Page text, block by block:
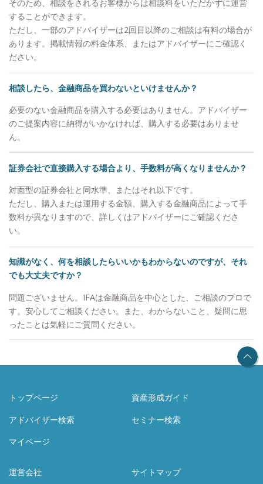
曜日には外食に出かけるなど、休日だけでなく平日
も充実した日々を過ごしております。家族との会話
が増え、プライベートな時間も多く取れるので、こ
れから英会話など30代の習い事に挑戦しようと考え
ております。
そのため、相談をされるお客様からは相談料をいただかずに運営
することができます。
ただし、一部のアドバイザーは2回目以降のご相談は有料の場合が
あります。掲載情報の料金体系、またはアドバイザーにご確認く
ださい。
相談したら、金融商品を買わないといけませんか？
必要のない金融商品を購入する必要はありません。アドバイザー
のご提案内容に納得がいかなければ、購入する必要はありませ
ん。
証券会社で直接購入する場合より、手数料が高くなりませんか？
対面型の証券会社と同水準、またはそれ以下です。
ただし、購入または運用する金額、購入する金融商品によって手
数料が異なりますので、詳しくはアドバイザーにご確認くださ
い。
知識がなく、何を相談したらいいかもわからないのですが、それ
でも大丈夫ですか？
問題ございません。IFAは金融商品を中心とした、ご相談のプロで
す。安心してご相談ください。また、わからないこと、疑問に思
ったことは気軽にご質問ください。
トップページ
資産形成ガイド
アドバイザー検索
セミナー検索
マイページ
運営会社 サイトマップ